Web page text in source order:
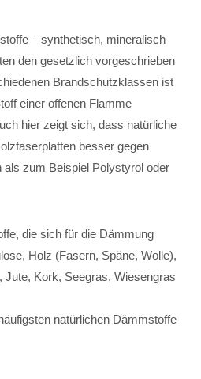
– synthetisch, mineralisch
den gesetzlich vorgeschrieben
Brandschutzklassen ist
einer offenen Flamme
hier zeigt sich, dass natürliche
besser gegen
zum Beispiel Polystyrol oder
die sich für die Dämmung
Holz (Fasern, Späne, Wolle),
Jute, Kork, Seegras, Wiesengras
natürlichen Dämmstoffe